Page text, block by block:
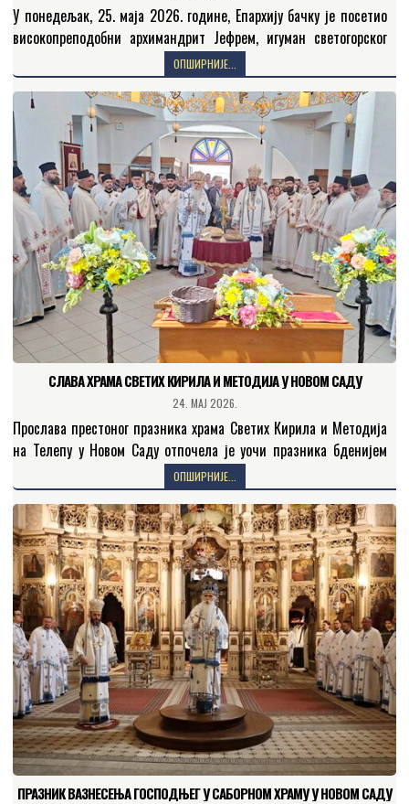
У понедељак, 25. маја 2026. године, Епархију бачку је посетио
високопреподобни архимандрит Јефрем, игуман светогорског
манастира Ватопеда, са својом свештеном пратњом. Делегацију
манастира Ватопеда предводио…
ОПШИРНИЈЕ...
СЛАВА ХРАМА СВЕТИХ КИРИЛА И МЕТОДИЈА У НОВОМ САДУ
24. МАЈ 2026.
Прослава престоног празника храма Светих Кирила и Методија
на Телепу у Новом Саду отпочела је уочи празника бденијем
којим је началствовао протонамесник Бранислав Ђурагић,
парох…
ОПШИРНИЈЕ...
ПРАЗНИК ВАЗНЕСЕЊА ГОСПОДЊЕГ У САБОРНОМ ХРАМУ У НОВОМ САДУ